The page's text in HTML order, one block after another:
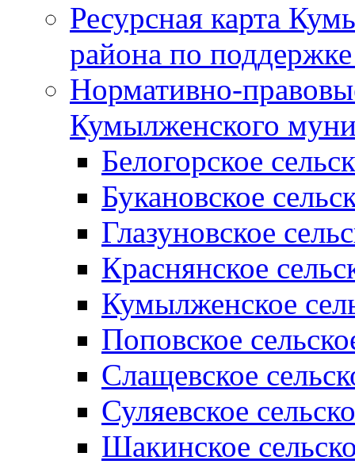
Ресурсная карта
района по
Нормативно-
Кумылженского
Белогорское
Букановское
Глазуновское
Краснянское
Кумылженское
Поповское
Слащевское
Суляевское
Шакинское